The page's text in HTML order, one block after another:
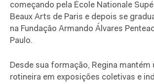
começando pela École Nationale
Beaux Arts de Paris e depois se
na Fundação Armando Álvares
Paulo.
Desde sua formação, Regina mantém
rotineira em exposições coletivas e